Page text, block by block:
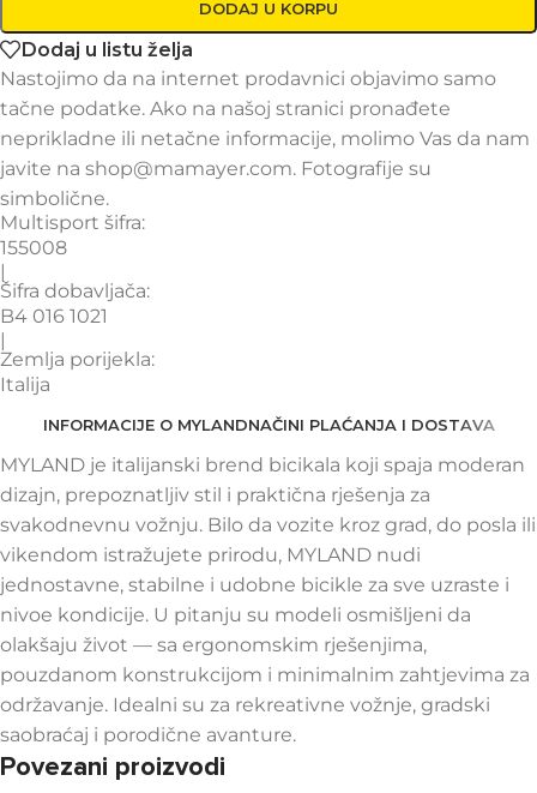
DODAJ U KORPU
Dodaj u listu želja
Nastojimo da na internet prodavnici objavimo samo
tačne podatke. Ako na našoj stranici pronađete
neprikladne ili netačne informacije, molimo Vas da nam
javite na shop@mamayer.com. Fotografije su
simbolične.
Multisport šifra:
155008
|
Šifra dobavljača:
B4 016 1021
|
Zemlja porijekla:
Italija
INFORMACIJE O MYLANDNAČINI PLAĆANJA I DOSTAVA
MYLAND je italijanski brend bicikala koji spaja moderan
dizajn, prepoznatljiv stil i praktična rješenja za
svakodnevnu vožnju. Bilo da vozite kroz grad, do posla ili
vikendom istražujete prirodu, MYLAND nudi
jednostavne, stabilne i udobne bicikle za sve uzraste i
nivoe kondicije. U pitanju su modeli osmišljeni da
olakšaju život — sa ergonomskim rješenjima,
pouzdanom konstrukcijom i minimalnim zahtjevima za
održavanje. Idealni su za rekreativne vožnje, gradski
saobraćaj i porodične avanture.
Povezani proizvodi